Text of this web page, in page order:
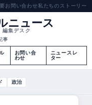
お問い合わせ私たちのストーリー
ニュース
編集デスク
事
お問い合
わせ
ニュースレ
ター
政治